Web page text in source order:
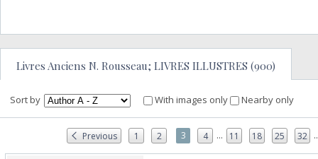
Livres Anciens N. Rousseau; LIVRES ILLUSTRES (900)
Sort by With images only Nearby only
Previous 1 2 3 4 ... 11 18 25 32